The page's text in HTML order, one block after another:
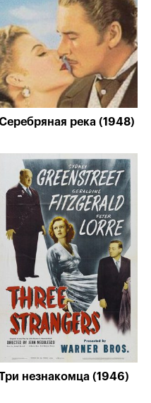
река (1948)
незнакомца (1946)